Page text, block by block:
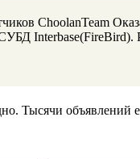
ChoolanTeam
Interbase(FireBird).
Тысячи объявлений